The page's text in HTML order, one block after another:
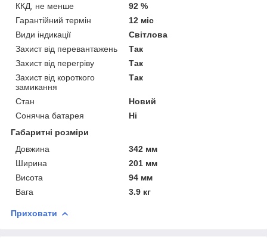
ККД, не менше
92 %
Гарантійний термін
12 міс
Види індикації
Світлова
Захист від перевантажень
Так
Захист від перегріву
Так
Захист від короткого
замикання
Так
Стан
Новий
Сонячна батарея
Ні
Габаритні розміри
Довжина
342 мм
Ширина
201 мм
Висота
94 мм
Вага
3.9 кг
Приховати